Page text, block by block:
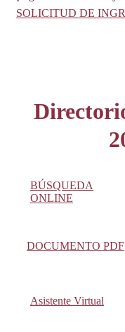
SOLICITUD DE
BÚSQUEDA
ONLINE
DOCUMENTO PDF
Asistente Virtual